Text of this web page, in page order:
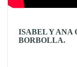
ISABEL Y ANA
BORBOLLA.